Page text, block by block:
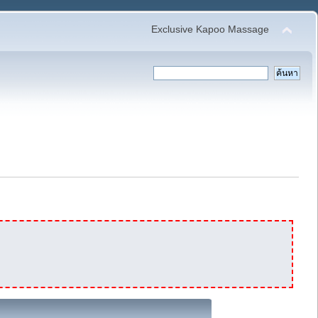
Exclusive Kapoo Massage